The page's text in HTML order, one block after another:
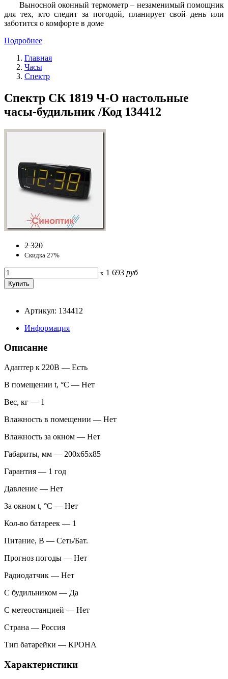
Выносной оконный термометр – незаменимый помощник
для тех, кто следит за погодой, планирует свой день или
заботится о комфорте в доме
Подробнее
Главная
Часы
Спектр
Спектр СК 1819 Ч-О настольные
часы-будильник /Код 134412
2 320
Скидка 27%
x 1 693 руб
Артикул: 134412
Информация
Описание
Адаптер к 220В — Есть
В помещении t, °С — Нет
Вес, кг — 1
Влажность в помещении — Нет
Влажность за окном — Нет
Габариты, мм — 200x65x85
Гарантия — 1 год
Давление — Нет
За окном t, °С — Нет
Кол-во батареек — 1
Питание, В — Сеть/Бат.
Прогноз погоды — Нет
Радиодатчик — Нет
С будильником — Да
С метеостанцией — Нет
Страна — Россия
Тип батарейки — КРОНА
Характеристики